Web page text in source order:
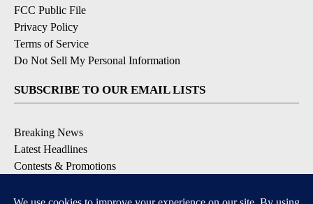
FCC Public File
Privacy Policy
Terms of Service
Do Not Sell My Personal Information
SUBSCRIBE TO OUR EMAIL LISTS
Breaking News
Latest Headlines
Contests & Promotions
DOWNLOAD OUR APPS